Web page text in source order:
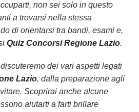
non sei solo in questo
a trovarsi nella stessa
di orientarsi tra bandi, esami e,
Quiz Concorsi Regione Lazio.
dei vari aspetti legati
Lazio, dalla preparazione agli
Scoprirai anche alcune
aiutarti a farti brillare